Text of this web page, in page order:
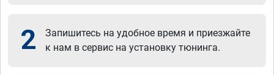
2
Запишитесь на удобное время и приезжайте
к нам в сервис на установку тюнинга.